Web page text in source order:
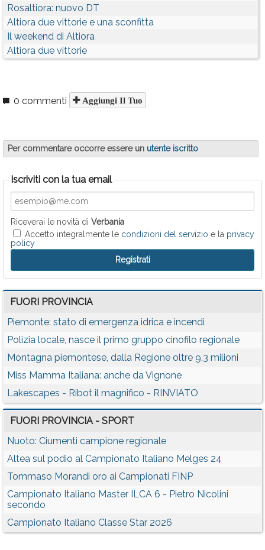
Rosaltiora: nuovo DT
Altiora due vittorie e una sconfitta
Il weekend di Altiora
Altiora due vittorie
0 commenti Aggiungi Il Tuo
Per commentare occorre essere un utente iscritto
Iscriviti con la tua email
Riceverai le novità di Verbania
Accetto integralmente le condizioni del servizio e la privacy
policy
FUORI PROVINCIA
Piemonte: stato di emergenza idrica e incendi
Polizia locale, nasce il primo gruppo cinofilo regionale
Montagna piemontese, dalla Regione oltre 9,3 milioni
Miss Mamma Italiana: anche da Vignone
Lakescapes - Ribot il magnifico - RINVIATO
FUORI PROVINCIA - SPORT
Nuoto: Ciumenti campione regionale
Altea sul podio al Campionato Italiano Melges 24
Tommaso Morandi oro ai Campionati FINP
Campionato Italiano Master ILCA 6 - Pietro Nicolini
secondo
Campionato Italiano Classe Star 2026